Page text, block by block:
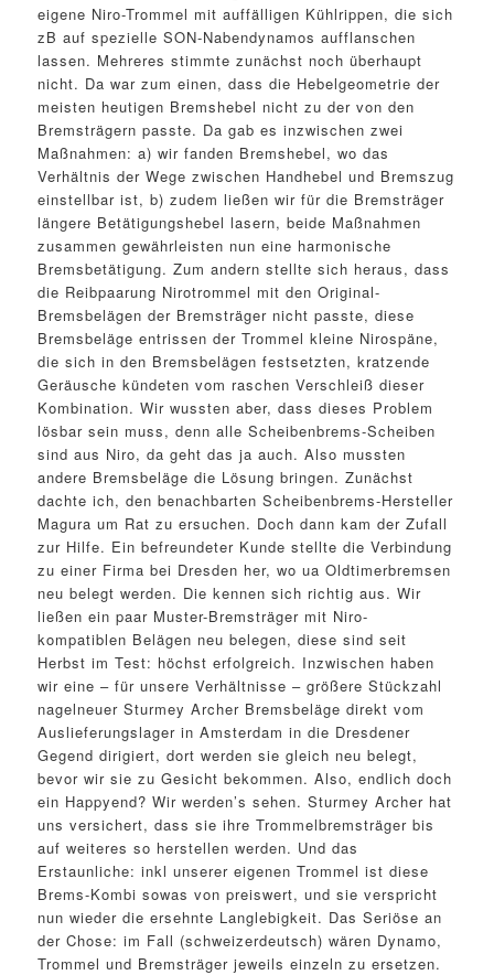
eigene Niro-Trommel mit auffälligen Kühlrippen, die sich
zB auf spezielle SON-Nabendynamos aufflanschen
lassen. Mehreres stimmte zunächst noch überhaupt
nicht. Da war zum einen, dass die Hebelgeometrie der
meisten heutigen Bremshebel nicht zu der von den
Bremsträgern passte. Da gab es inzwischen zwei
Maßnahmen: a) wir fanden Bremshebel, wo das
Verhältnis der Wege zwischen Handhebel und Bremszug
einstellbar ist, b) zudem ließen wir für die Bremsträger
längere Betätigungshebel lasern, beide Maßnahmen
zusammen gewährleisten nun eine harmonische
Bremsbetätigung. Zum andern stellte sich heraus, dass
die Reibpaarung Nirotrommel mit den Original-
Bremsbelägen der Bremsträger nicht passte, diese
Bremsbeläge entrissen der Trommel kleine Nirospäne,
die sich in den Bremsbelägen festsetzten, kratzende
Geräusche kündeten vom raschen Verschleiß dieser
Kombination. Wir wussten aber, dass dieses Problem
lösbar sein muss, denn alle Scheibenbrems-Scheiben
sind aus Niro, da geht das ja auch. Also mussten
andere Bremsbeläge die Lösung bringen. Zunächst
dachte ich, den benachbarten Scheibenbrems-Hersteller
Magura um Rat zu ersuchen. Doch dann kam der Zufall
zur Hilfe. Ein befreundeter Kunde stellte die Verbindung
zu einer Firma bei Dresden her, wo ua Oldtimerbremsen
neu belegt werden. Die kennen sich richtig aus. Wir
ließen ein paar Muster-Bremsträger mit Niro-
kompatiblen Belägen neu belegen, diese sind seit
Herbst im Test: höchst erfolgreich. Inzwischen haben
wir eine – für unsere Verhältnisse – größere Stückzahl
nagelneuer Sturmey Archer Bremsbeläge direkt vom
Auslieferungslager in Amsterdam in die Dresdener
Gegend dirigiert, dort werden sie gleich neu belegt,
bevor wir sie zu Gesicht bekommen. Also, endlich doch
ein Happyend? Wir werden’s sehen. Sturmey Archer hat
uns versichert, dass sie ihre Trommelbremsträger bis
auf weiteres so herstellen werden. Und das
Erstaunliche: inkl unserer eigenen Trommel ist diese
Brems-Kombi sowas von preiswert, und sie verspricht
nun wieder die ersehnte Langlebigkeit. Das Seriöse an
der Chose: im Fall (schweizerdeutsch) wären Dynamo,
Trommel und Bremsträger jeweils einzeln zu ersetzen.